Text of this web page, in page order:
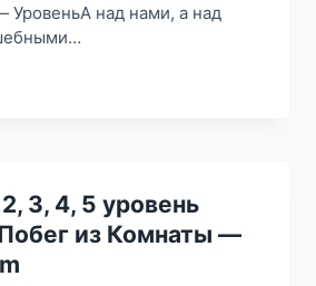
УровеньА над нами, а над
3, 4, 5 уровень
из Комнаты —